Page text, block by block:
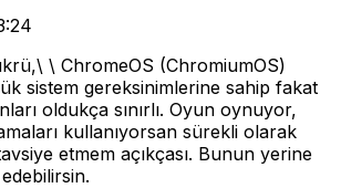
\ ChromeOS (ChromiumOS)
sistem gereksinimlerine sahip fakat
oldukça sınırlı. Oyun oynuyor,
kullanıyorsan sürekli olarak
etmem açıkçası. Bunun yerine